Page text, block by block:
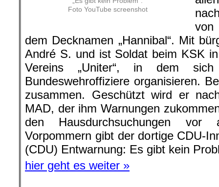
Foto YouTube screenshot
dem Decknamen „Hannibal“. Mit
André S. und ist Soldat beim KSK
Vereins „Uniter“, in dem sich
Bundeswehroffiziere organisieren.
zusammen. Geschützt wird er
MAD, der ihm Warnungen
den Hausdurchsuchungen vor
Vorpommern gibt der dortige CDU-
(CDU) Entwarnung: Es gibt kein
hier geht es weiter »